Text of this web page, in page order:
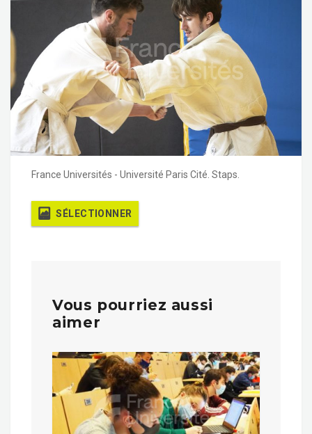
France Universités - Université Paris Cité. Staps.
SÉLECTIONNER
Vous pourriez aussi
aimer